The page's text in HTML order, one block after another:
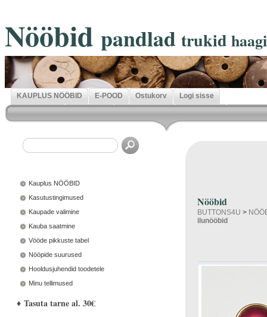
Nööbid pandlad trukid
KAUPLUS NÖÖBID E-POOD Ostukorv Logi sisse
Kauplus NÖÖBID
Kasutustingimused
Kaupade valimine
Kauba saatmine
Vööde pikkuste tabel
Nööpide suurused
Hooldusjuhendid toodetele
Minu tellimused
♦ Tasuta tarne al. 30€
Nööbid
BUTTONS4U >
ilunööbid